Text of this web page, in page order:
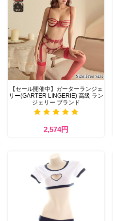
【セール開催中】ガーターランジェ
リー(GARTER LINGERIE) 高級 ラン
ジェリー ブランド
2,574円